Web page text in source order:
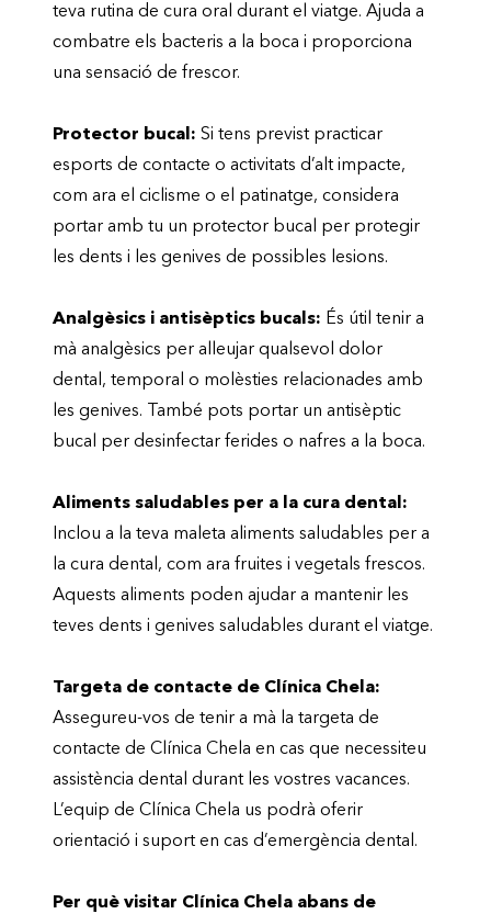
teva rutina de cura oral durant el viatge. Ajuda a
combatre els bacteris a la boca i proporciona
una sensació de frescor.
Protector bucal: Si tens previst practicar
esports de contacte o activitats d’alt impacte,
com ara el ciclisme o el patinatge, considera
portar amb tu un protector bucal per protegir
les dents i les genives de possibles lesions.
Analgèsics i antisèptics bucals: És útil tenir a
mà analgèsics per alleujar qualsevol dolor
dental, temporal o molèsties relacionades amb
les genives. També pots portar un antisèptic
bucal per desinfectar ferides o nafres a la boca.
Aliments saludables per a la cura dental:
Inclou a la teva maleta aliments saludables per a
la cura dental, com ara fruites i vegetals frescos.
Aquests aliments poden ajudar a mantenir les
teves dents i genives saludables durant el viatge.
Targeta de contacte de Clínica Chela:
Assegureu-vos de tenir a mà la targeta de
contacte de Clínica Chela en cas que necessiteu
assistència dental durant les vostres vacances.
L’equip de Clínica Chela us podrà oferir
orientació i suport en cas d’emergència dental.
Per què visitar Clínica Chela abans de